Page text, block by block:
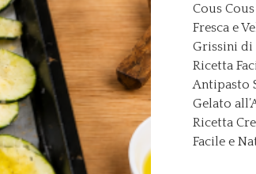
Cous
Fresca e
Grissini di
Ricetta
Antipasto
Gelato
Ricetta
Facile e